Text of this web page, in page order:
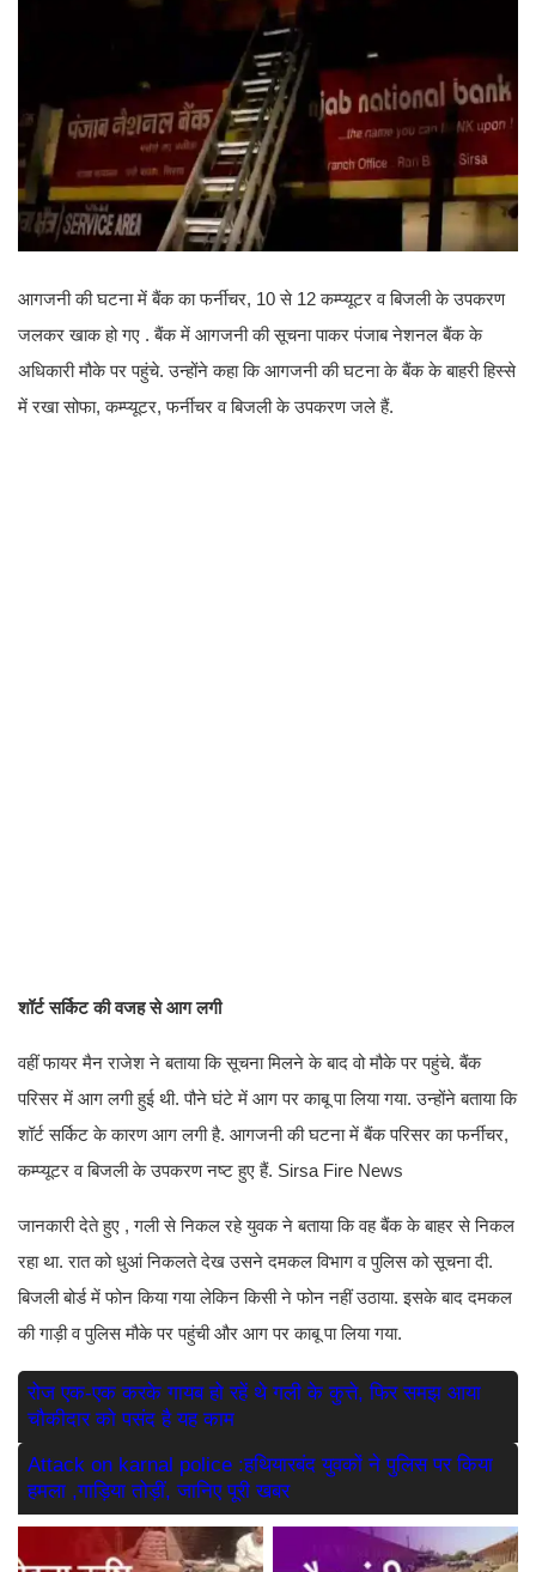
आगजनी की घटना में बैंक का फर्नीचर, 10 से 12 कम्प्यूटर व बिजली के उपकरण
जलकर खाक हो गए . बैंक में आगजनी की सूचना पाकर पंजाब नेशनल बैंक के
अधिकारी मौके पर पहुंचे. उन्होंने कहा कि आगजनी की घटना के बैंक के बाहरी हिस्से
में रखा सोफा, कम्प्यूटर, फर्नीचर व बिजली के उपकरण जले हैं.
शॉर्ट सर्किट की वजह से आग लगी
वहीं फायर मैन राजेश ने बताया कि सूचना मिलने के बाद वो मौके पर पहुंचे. बैंक
परिसर में आग लगी हुई थी. पौने घंटे में आग पर काबू पा लिया गया. उन्होंने बताया कि
शॉर्ट सर्किट के कारण आग लगी है. आगजनी की घटना में बैंक परिसर का फर्नीचर,
कम्प्यूटर व बिजली के उपकरण नष्ट हुए हैं. Sirsa Fire News
जानकारी देते हुए , गली से निकल रहे युवक ने बताया कि वह बैंक के बाहर से निकल
रहा था. रात को धुआं निकलते देख उसने दमकल विभाग व पुलिस को सूचना दी.
बिजली बोर्ड में फोन किया गया लेकिन किसी ने फोन नहीं उठाया. इसके बाद दमकल
की गाड़ी व पुलिस मौके पर पहुंची और आग पर काबू पा लिया गया.
रोज एक-एक करके गायब हो रहें थे गली के कुत्ते, फिर समझ आया
चौकीदार को पसंद है यह काम
Attack on karnal police :हथियारबंद युवकों ने पुलिस पर किया
हमला ,गाड़िया तोड़ीं, जानिए पूरी खबर